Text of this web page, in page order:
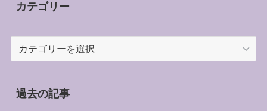
カテゴリー
リ
ー
過去の記事